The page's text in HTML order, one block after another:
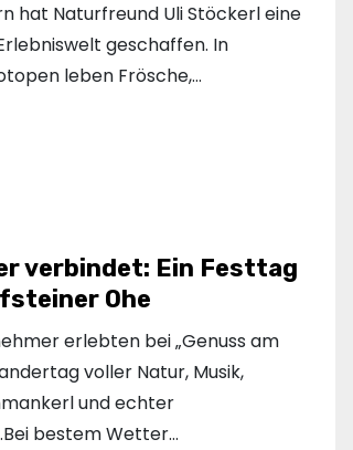
hat Naturfreund Uli Stöckerl eine
geschaffen. In
leben Frösche,…
verbindet: Ein Festtag
Ohe
erlebten bei „Genuss am
voller Natur, Musik,
und echter
bestem Wetter…